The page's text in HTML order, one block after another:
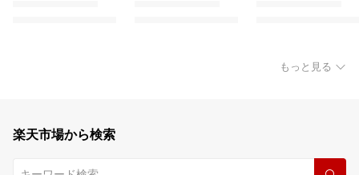
もっと見る
楽天市場から検索